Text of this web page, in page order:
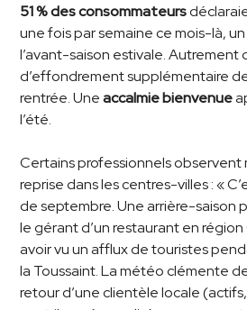
51 % des consommateurs
une fois par semaine ce mois-là,
l’avant-saison estivale. Autrement
d’effondrement supplémentaire
rentrée. Uneaccalmie bienvenue
l’été.
Certains professionnels observent
reprise dans les centres-villes : «
de septembre. Une arrière-saison
le gérant d’un restaurant en
avoir vu un afflux de touristes
la Toussaint. La météo clémente
retour d’une clientèle locale